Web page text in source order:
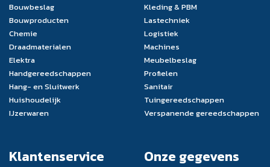
Bouwbeslag
Bouwproducten
Chemie
Draadmaterialen
Elektra
Handgereedschappen
Hang- en Sluitwerk
Huishoudelijk
IJzerwaren
Kleding & PBM
Lastechniek
Logistiek
Machines
Meubelbeslag
Profielen
Sanitair
Tuingereedschappen
Verspanende gereedschappen
Klantenservice Onze gegevens